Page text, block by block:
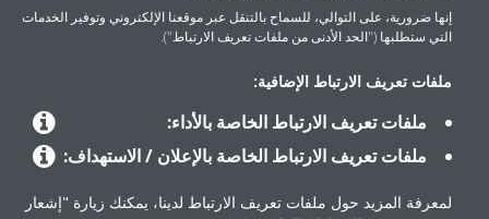
المنتجات
إنها ضرورية، على التوالي، للسماح بالتنقل عبر موقعنا الإلكتروني وتوفير الخدمات
التي ستطلبها ("الحد الأدنى من ملفات تعريف الارتباط").
ملفات تعريف الارتباط الإضافية:
ملفات تعريف الارتباط الخاصة بالأداء:
ملفات تعريف الارتباط الخاصة بالإعلان / الاستهداف:
لمعرفة المزيد حول ملفات تعريف الارتباط لدينا، يمكنك زيارة "إشعار